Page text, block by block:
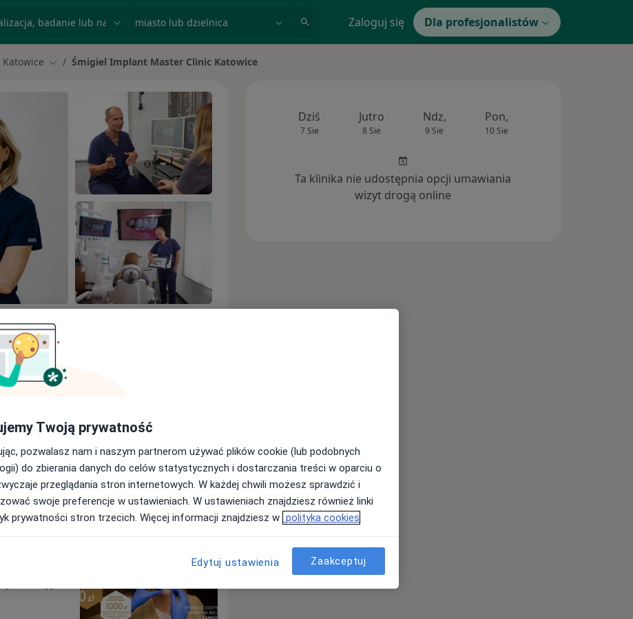
Zaloguj się Dla profesjonalistów
miasto
Katowice Zmień miasto
Śmigiel Implant Master Clinic Katowice
Clinic Katowice
Specjaliści Adresy Opinie
– odkryj
Dziś
7 Sie
Jutro
8 Sie
Ndz,
9 Sie
Pon,
10 Sie
Ta klinika nie udostępnia opcji umawiania
wizyt drogą online
Twoją prywatność
pozwalasz nam i naszym partnerom używać plików cookie (lub podobnych
do zbierania danych do celów statystycznych i dostarczania treści w oparciu o
przeglądania stron internetowych. W każdej chwili możesz sprawdzić i
swoje preferencje w ustawieniach. W ustawieniach znajdziesz również linki
prywatności stron trzecich. Więcej informacji znajdziesz w polityka cookies
Edytuj ustawienia Zaakceptuj